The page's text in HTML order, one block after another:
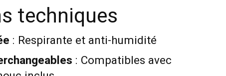
techniques
: Respirante et anti-humidité
: Compatibles avec